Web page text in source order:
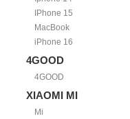
IPhone 15
MacBook
iPhone 16
4GOOD
4GOOD
XIAOMI MI
Mi